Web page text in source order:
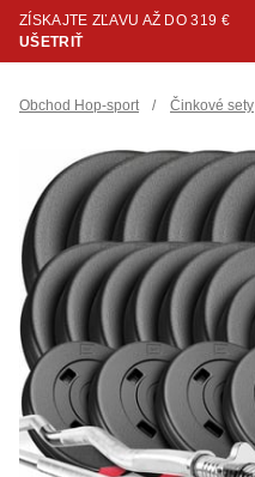
ZÍSKAJTE ZĽAVU AŽ DO 319 €
UŠETRIŤ
Obchod Hop-sport / Činkové sety